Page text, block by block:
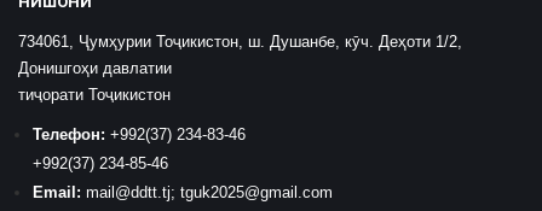
734061, Ҷумҳурии Тоҷикистон, ш. Душанбе, кӯч. Деҳоти 1/2,
Донишгоҳи давлатии
тиҷорати Тоҷикистон
Телефон: +992(37) 234-83-46
+992(37) 234-85-46
Email: mail @ddtt.tj; tguk2025@gmail.com